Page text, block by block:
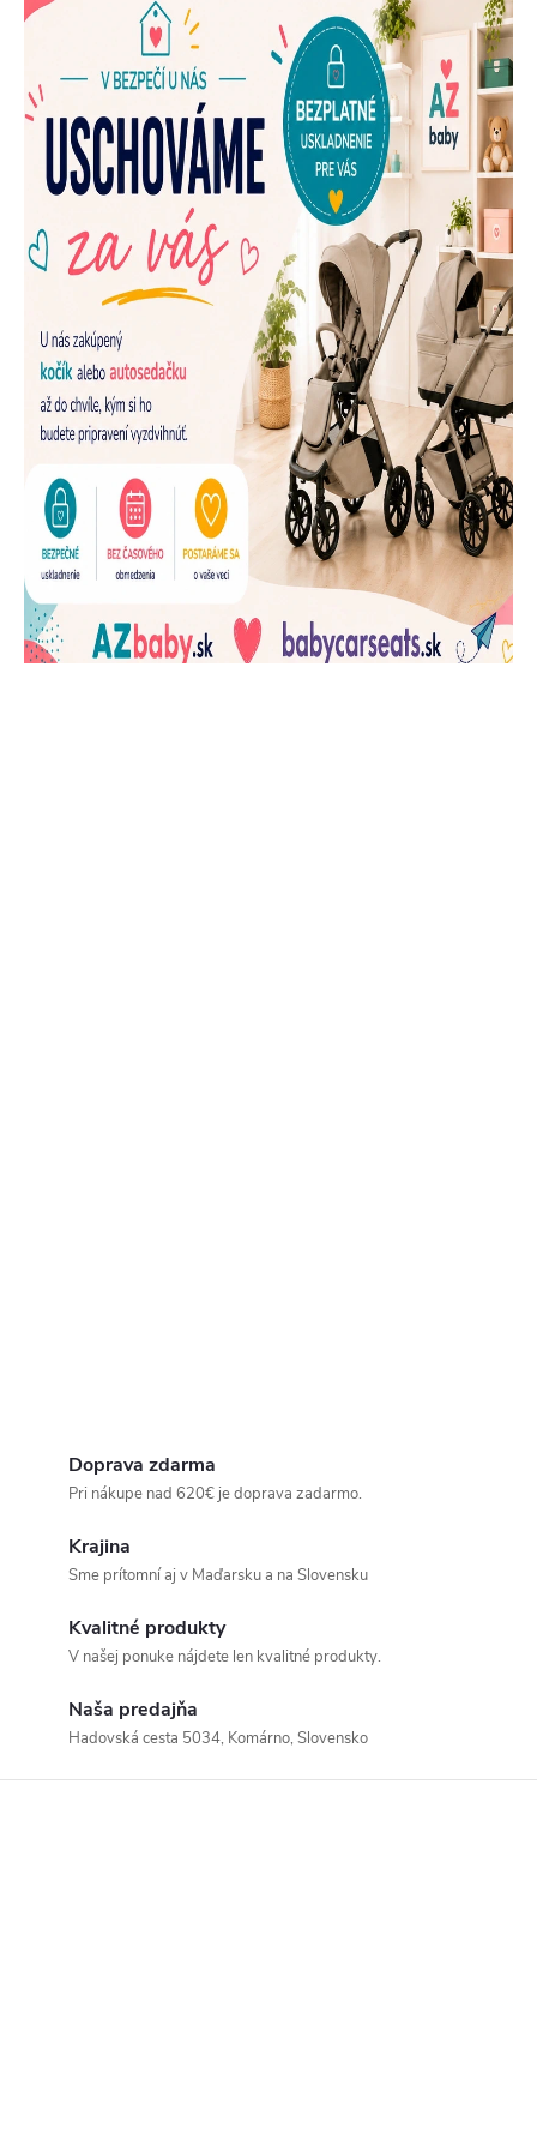
E
N
U
R
D
J
Ň
U
Doprava zdarma
Pri nákupe nad 620€ je doprava zadarmo.
Krajina
Sme prítomní aj v Maďarsku a na Slovensku
Kvalitné produkty
V našej ponuke nájdete len kvalitné produkty.
Naša predajňa
Hadovská cesta 5034, Komárno, Slovensko